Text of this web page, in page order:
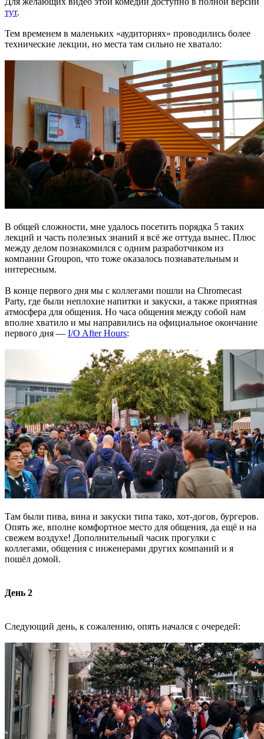
тут.
Тем временем в маленьких «аудиториях» проводились более
технические лекции, но места там сильно не хватало:
В общей сложности, мне удалось посетить порядка 5 таких
лекций и часть полезных знаний я всё же оттуда вынес. Плюс
между делом познакомился с одним разработчиком из
компании Groupon, что тоже оказалось познавательным и
интересным.
В конце первого дня мы с коллегами пошли на Chromecast
Party, где были неплохие напитки и закуски, а также приятная
атмосфера для общения. Но часа общения между собой нам
вполне хватило и мы направились на официальное окончание
первого дня — I/O After Hours:
Там были пива, вина и закуски типа тако, хот-догов, бургеров.
Опять же, вполне комфортное место для общения, да ещё и на
свежем воздухе! Дополнительный часик прогулки с
коллегами, общения с инженерами других компаний и я
пошёл домой.
День 2
Следующий день, к сожалению, опять начался с очередей: